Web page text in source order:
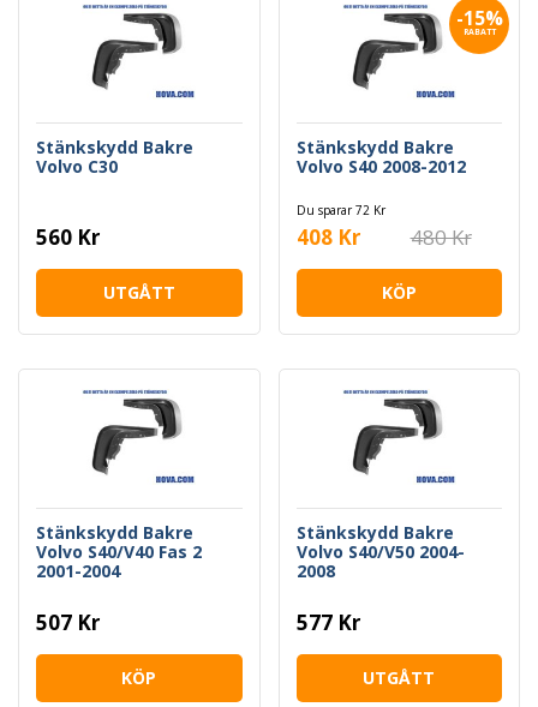
Stänkskydd Bakre
Volvo C30
560 Kr
UTGÅTT
-15%
RABATT
Stänkskydd Bakre
Volvo S40 2008-2012
Du sparar 72 Kr
408 Kr 480 Kr
KÖP
Stänkskydd Bakre
Volvo S40/V40 Fas 2
2001-2004
507 Kr
KÖP
Stänkskydd Bakre
Volvo S40/V50 2004-
2008
577 Kr
UTGÅTT